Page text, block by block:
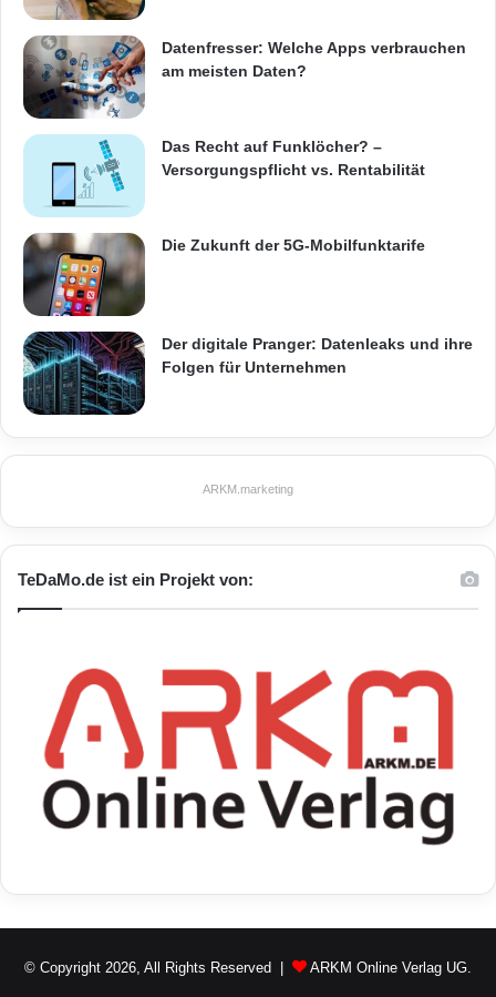
Datenfresser: Welche Apps verbrauchen
am meisten Daten?
Das Recht auf Funklöcher? –
Versorgungspflicht vs. Rentabilität
Die Zukunft der 5G-Mobilfunktarife
Der digitale Pranger: Datenleaks und ihre
Folgen für Unternehmen
ARKM.marketing
TeDaMo.de ist ein Projekt von:
© Copyright 2026, All Rights Reserved | ARKM Online Verlag UG.